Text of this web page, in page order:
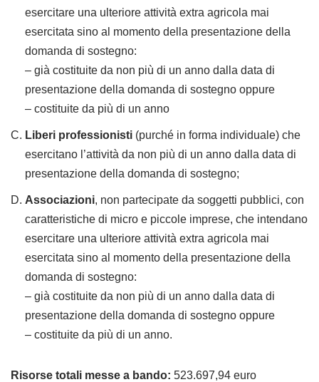
esercitare una ulteriore attività extra agricola mai
esercitata sino al momento della presentazione della
domanda di sostegno:
– già costituite da non più di un anno dalla data di
presentazione della domanda di sostegno oppure
– costituite da più di un anno
Liberi professionisti (purché in forma individuale) che
esercitano l’attività da non più di un anno dalla data di
presentazione della domanda di sostegno;
Associazioni, non partecipate da soggetti pubblici, con
caratteristiche di micro e piccole imprese, che intendano
esercitare una ulteriore attività extra agricola mai
esercitata sino al momento della presentazione della
domanda di sostegno:
– già costituite da non più di un anno dalla data di
presentazione della domanda di sostegno oppure
– costituite da più di un anno.
Risorse totali messe a bando: 523.697,94 euro